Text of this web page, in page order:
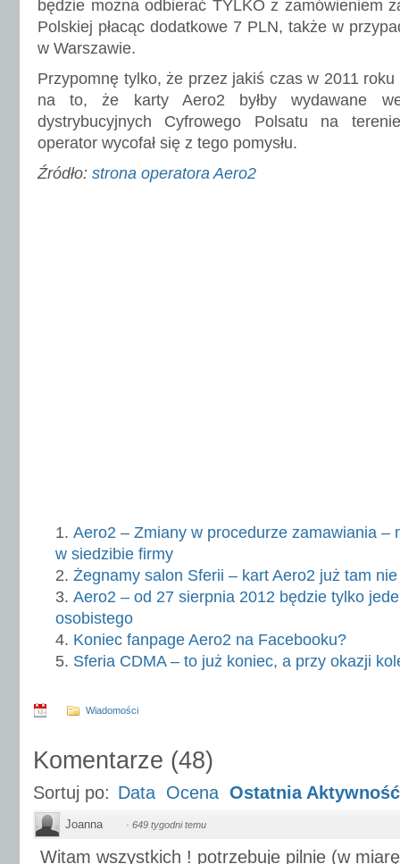
będzie można odbierać TYLKO z zamówieniem
Polskiej płacąc dodatkowe 7 PLN, także w
w Warszawie.
Przypomnę tylko, że przez jakiś czas w 2011 roku
na to, że karty Aero2 byłby wydawane
dystrybucyjnych Cyfrowego Polsatu na
operator wycofał się z tego pomysłu.
Źródło: strona operatora Aero2
Aero2 – Zmiany w procedurze zamawiania –
w siedzibie firmy
Żegnamy salon Sferii – kart Aero2 już tam
Aero2 – od 27 sierpnia 2012 będzie tylko
osobistego
Koniec fanpage Aero2 na Facebooku?
Sferia CDMA – to już koniec, a przy okazji
Wiadomości
Komentarze (48)
Sortuj po: Data Ocena Ostatnia Aktywność
Joanna · 649 tygodni temu
Witam wszystkich ! potrzebuje pilnie (w